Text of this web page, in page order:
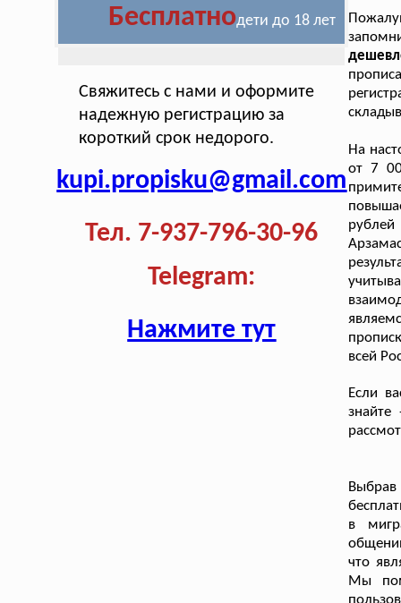
Бесплатнодети до 18 лет
Свяжитесь с нами и оформите
надежную регистрацию за
короткий срок недорого.
kupi.propisku@gmail.com
Тел. 7-937-796-30-96
Telegram:
Нажмите тут
На
от 7
всей
Если
в
что
Мы